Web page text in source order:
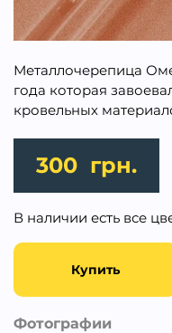
Металлочерепица
года которая
кровельных
300 грн.
В наличии есть все
Купить
Фотографии